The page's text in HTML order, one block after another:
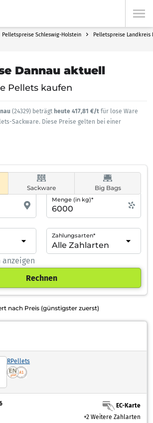
Pelletspreise Schleswig-Holstein Pelletspreise Landkreis
Dannau aktuell
Pellets kaufen
(24329) beträgt heute 417,81 €/t für lose Ware
Sackware. Diese Preise gelten bei einer
Sackware Big Bags
Menge (in kg)*
Zahlungsarten*
Rechnen
nach Preis (günstigster zuerst)
RPellets
EC-Karte
+2 Weitere Zahlarten